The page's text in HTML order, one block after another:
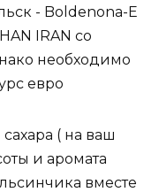
- Boldenona-E
IRAN со
необходимо
евро
( на ваш
и аромата
вместе